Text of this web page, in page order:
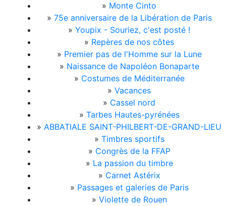
» Monte Cinto
» 75e anniversaire de la Libération de Paris
» Youpix - Souriez, c'est posté !
» Repères de nos côtes
» Premier pas de l'Homme sur la Lune
» Naissance de Napoléon Bonaparte
» Costumes de Méditerranée
» Vacances
» Cassel nord
» Tarbes Hautes-pyrénées
» ABBATIALE SAINT-PHILBERT-DE-GRAND-LIEU
» Timbres sportifs
» Congrès de la FFAP
» La passion du timbre
» Carnet Astérix
» Passages et galeries de Paris
» Violette de Rouen